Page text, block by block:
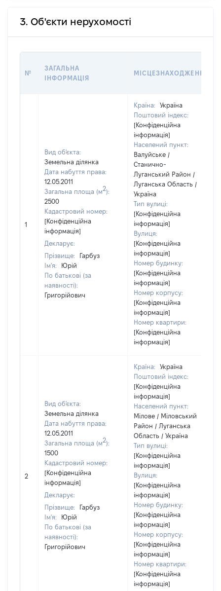
3. Об'єкти нерухомості
№
ЗАГАЛЬНА
ІНФОРМАЦІЯ
МІСЦЕЗНАХОДЖЕННЯ
1
Вид об'єкта:
Земельна ділянка
Дата набуття права:
12.05.2011
Загальна площа (м2):
2500
Кадастровий номер:
[Конфіденційна
інформація]
Декларує:
Прізвище:
Гарбуз
Ім'я:
Юрій
По батькові (за
наявності):
Григорійович
Країна:
Україна
Поштовий індекс:
[Конфіденційна
інформація]
Населений пункт:
Валуйське /
Станично-
Луганський Район /
Луганська Область /
Україна
Тип вулиці:
[Конфіденційна
інформація]
Вулиця:
[Конфіденційна
інформація]
Номер будинку:
[Конфіденційна
інформація]
Номер корпусу:
[Конфіденційна
інформація]
Номер квартири:
[Конфіденційна
інформація]
2
Вид об'єкта:
Земельна ділянка
Дата набуття права:
12.05.2011
Загальна площа (м2):
1500
Кадастровий номер:
[Конфіденційна
інформація]
Декларує:
Прізвище:
Гарбуз
Ім'я:
Юрій
По батькові (за
наявності):
Григорійович
Країна:
Україна
Поштовий індекс:
[Конфіденційна
інформація]
Населений пункт:
Мілове / Міловський
Район / Луганська
Область / Україна
Тип вулиці:
[Конфіденційна
інформація]
Вулиця:
[Конфіденційна
інформація]
Номер будинку:
[Конфіденційна
інформація]
Номер корпусу:
[Конфіденційна
інформація]
Номер квартири:
[Конфіденційна
інформація]